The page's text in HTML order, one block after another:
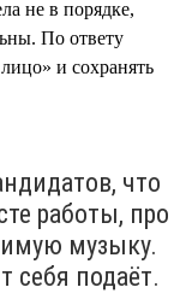
не в порядке,
По ответу
и сохранять
что
работы, про
музыку.
себя подаёт.